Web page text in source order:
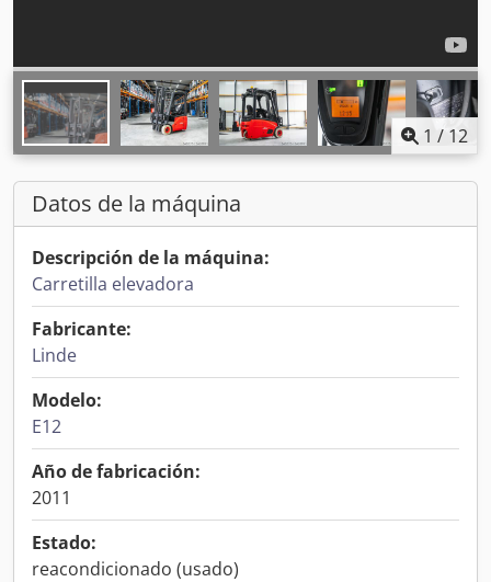
1 / 12
Datos de la máquina
Descripción de la máquina:
Carretilla elevadora
Fabricante:
Linde
Modelo:
E12
Año de fabricación:
2011
Estado:
reacondicionado (usado)